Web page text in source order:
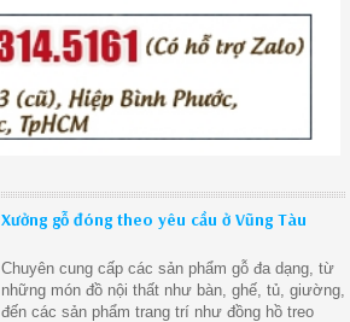
Xưởng gỗ đóng theo yêu cầu ở Vũng Tàu
Chuyên cung cấp các sản phẩm gỗ đa dạng, từ
những món đồ nội thất như bàn, ghế, tủ, giường,
đến các sản phẩm trang trí như đồng hồ treo